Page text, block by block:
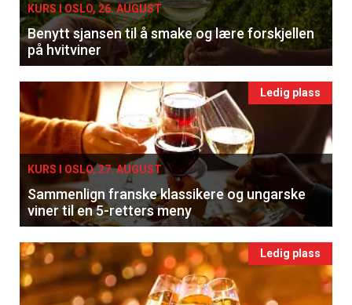
KURS I OSLO, 26. AUGUST
Benytt sjansen til å smake og lære forskjellen
på hvitviner
Ledig plass
KURS I OSLO, 27. AUGUST
Sammenlign franske klassikere og ungarske
viner til en 5-retters meny
Ledig plass